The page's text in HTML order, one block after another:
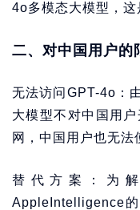
4o多模态大模型，这
二、对中国用户的
无法访问GPT-4o：
大模型不对中国用
网，中国用户也无法
替代方案：为
AppleIntelligence